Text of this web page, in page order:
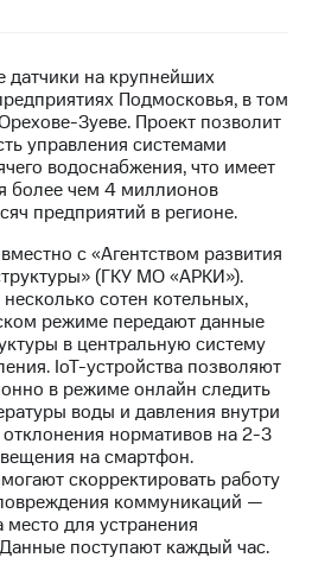
на крупнейших
Подмосковья, в том
Зуеве. Проект позволит
управления системами
водоснабжения, что имеет
более чем 4 миллионов
предприятий в регионе.
с «Агентством развития
(ГКУ МО «АРКИ»).
сотен котельных,
режиме передают данные
в центральную систему
IoT-устройства позволяют
в режиме онлайн следить
воды и давления внутри
отклонения нормативов на 2-3
на смартфон.
скорректировать работу
коммуникаций —
для устранения
поступают каждый час.